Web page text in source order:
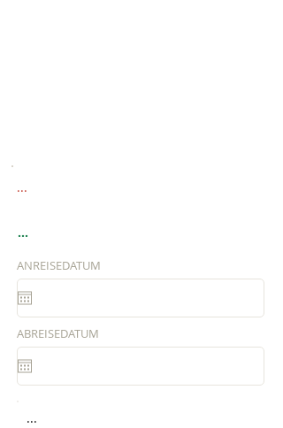
...
...
ANREISEDATUM
ABREISEDATUM
...